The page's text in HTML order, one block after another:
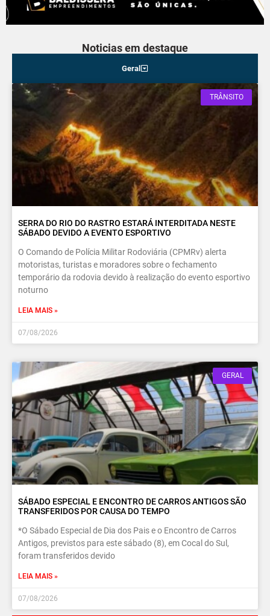
Noticias em destaque
Geral
TRÂNSITO
SERRA DO RIO DO RASTRO ESTARÁ INTERDITADA NESTE
SÁBADO DEVIDO A EVENTO ESPORTIVO
O Comando de Polícia Militar Rodoviária (CPMRv) alerta
motoristas, turistas e moradores sobre o fechamento
temporário da rodovia devido à realização do evento esportivo
noturno
LEIA MAIS »
07/08/2026
GERAL
SÁBADO ESPECIAL E ENCONTRO DE CARROS ANTIGOS SÃO
TRANSFERIDOS POR CAUSA DO TEMPO
*O Sábado Especial de Dia dos Pais e o Encontro de Carros
Antigos, previstos para este sábado (8), em Cocal do Sul,
foram transferidos devido
LEIA MAIS »
07/08/2026